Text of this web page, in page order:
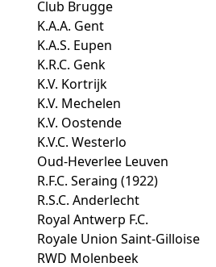
Club Brugge
K.A.A. Gent
K.A.S. Eupen
K.R.C. Genk
K.V. Kortrijk
K.V. Mechelen
K.V. Oostende
K.V.C. Westerlo
Oud-Heverlee Leuven
R.F.C. Seraing (1922)
R.S.C. Anderlecht
Royal Antwerp F.C.
Royale Union Saint-Gilloise
RWD Molenbeek